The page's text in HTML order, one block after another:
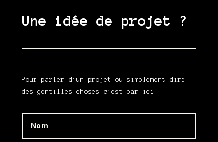
Une idée de projet ?
Pour parler d’un projet ou simplement dire
des gentilles choses c’est par ici.